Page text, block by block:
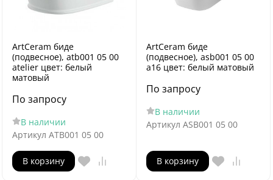
ArtCeram биде
(подвесное), atb001 05 00
atelier цвет: белый
матовый
По запросу
В наличии
Артикул ATB001 05 00
В корзину
ArtCeram биде
(подвесное), asb001 05 00
a16 цвет: белый матовый
По запросу
В наличии
Артикул ASB001 05 00
В корзину